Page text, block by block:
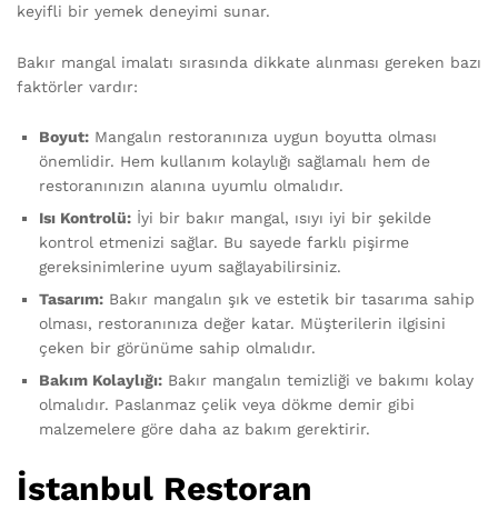
keyifli bir yemek deneyimi sunar.
Bakır mangal imalatı sırasında dikkate alınması gereken bazı
faktörler vardır:
Boyut: Mangalın restoranınıza uygun boyutta olması
önemlidir. Hem kullanım kolaylığı sağlamalı hem de
restoranınızın alanına uyumlu olmalıdır.
Isı Kontrolü: İyi bir bakır mangal, ısıyı iyi bir şekilde
kontrol etmenizi sağlar. Bu sayede farklı pişirme
gereksinimlerine uyum sağlayabilirsiniz.
Tasarım: Bakır mangalın şık ve estetik bir tasarıma sahip
olması, restoranınıza değer katar. Müşterilerin ilgisini
çeken bir görünüme sahip olmalıdır.
Bakım Kolaylığı: Bakır mangalın temizliği ve bakımı kolay
olmalıdır. Paslanmaz çelik veya dökme demir gibi
malzemelere göre daha az bakım gerektirir.
İstanbul Restoran